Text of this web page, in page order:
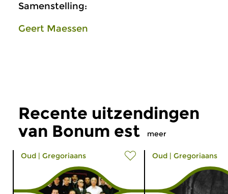
Samenstelling:
Geert Maessen
Recente uitzendingen
van Bonum est
meer
Oud | Gregoriaans Oud | Gregoriaans